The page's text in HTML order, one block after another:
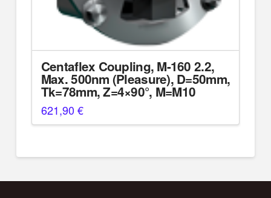
Centaflex Coupling, M-160 2.2,
Max. 500nm (Pleasure), D=50mm,
Tk=78mm, Z=4×90°, M=M10
621,90€